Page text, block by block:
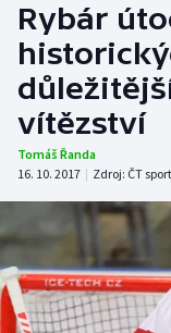
Hokej
Tenis
Atletika
DALŠÍ SPORTY
Americký fotbal
NEPŘEHLÉDNĚTE
Rybár
vítězství
Tomáš Řanda
16. 10. 2017 | Zdroj: ČT sport